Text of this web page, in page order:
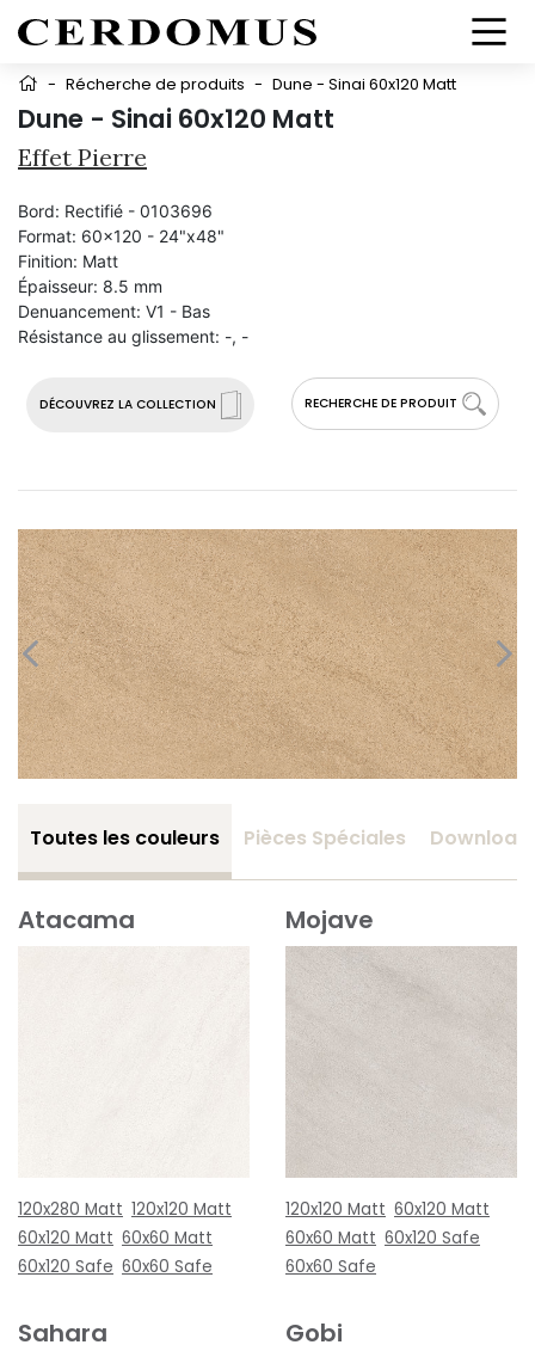
- Récherche de produits - Dune - Sinai 60x120 Matt
Dune - Sinai 60x120 Matt
Effet Pierre
DÉCOUVREZ LA COLLECTION RECHERCHE DE PRODUIT
Bord: Rectifié - 0103696
Format: 60x120 - 24"x48"
Finition: Matt
Épaisseur: 8.5 mm
Denuancement: V1 - Bas
Résistance au glissement: -, -
Toutes les couleurs Pièces Spéciales Download
Atacama
120x280 Matt 120x120 Matt
60x120 Matt 60x60 Matt
60x120 Safe 60x60 Safe
Mojave
120x120 Matt 60x120 Matt
60x60 Matt 60x120 Safe
60x60 Safe
Sahara Gobi